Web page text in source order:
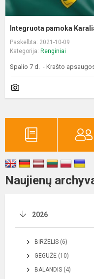
Integruota pamoka
Paskelbta: 2021-10-09
Kategorija: Renginiai
Spalio 7 d. - Krašto
Naujienų
2026
BIRŽELIS (6)
GEGUŽĖ (10)
BALANDIS (4)